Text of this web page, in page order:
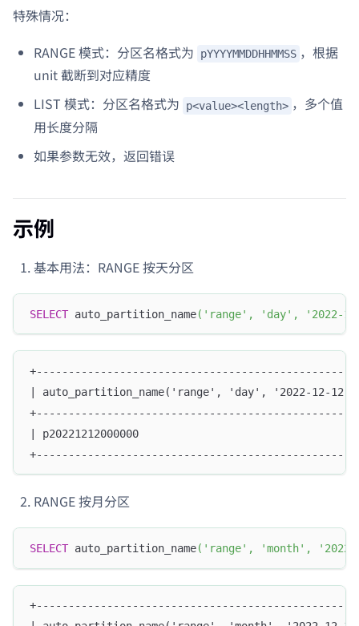
特殊情况：
RANGE 模式：分区名格式为
pYYYYMMDDHHMMSS ，根据
unit 截断到对应精度
LIST 模式：分区名格式为
p<value><length> ，多个值
用长度分隔
如果参数无效，返回错误
示例
基本用法：RANGE 按天分区
SELECT auto_partition_name( 'range' , 'day' , '2022-
| auto_partition_name('range', 'day', '2022-12-12
| p20221212000000
RANGE 按月分区
SELECT auto_partition_name( 'range' , 'month' ,